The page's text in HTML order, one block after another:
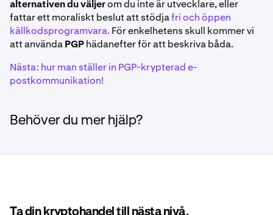
alternativen du väljerom du inte är utvecklare, eller
fattar ett moraliskt beslut att stödjafri och öppen
källkodsprogramvara. För enkelhetens skull kommer vi
att användaPGPhädanefter för att beskriva båda.
Nästa: hur man ställer in PGP-krypterad e-
postkommunikation!
Behöver du mer hjälp?
Ta din kryptohandel till nästa nivå.